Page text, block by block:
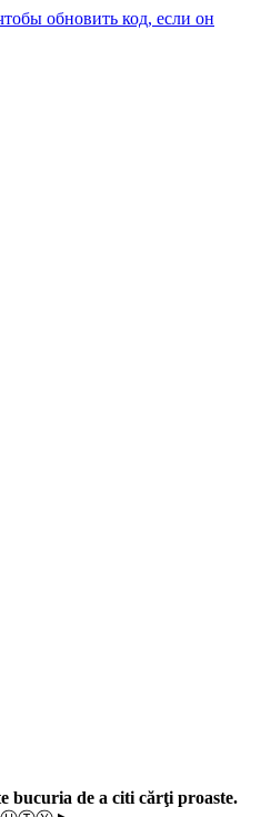
bucuria de a citi cărţi proaste.